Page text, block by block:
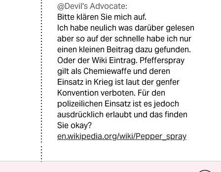
@Devil's Advocate:
Bitte klären Sie mich auf.
Ich habe neulich was darüber gelesen
aber so auf der schnelle habe ich nur
einen kleinen Beitrag dazu gefunden.
Oder der Wiki Eintrag. Pfefferspray
gilt als Chemiewaffe und deren
Einsatz in Krieg ist laut der genfer
Konvention verboten. Für den
polizeilichen Einsatz ist es jedoch
ausdrücklich erlaubt und das finden
Sie okay?
en.wikipedia.org/wiki/Pepper_spray